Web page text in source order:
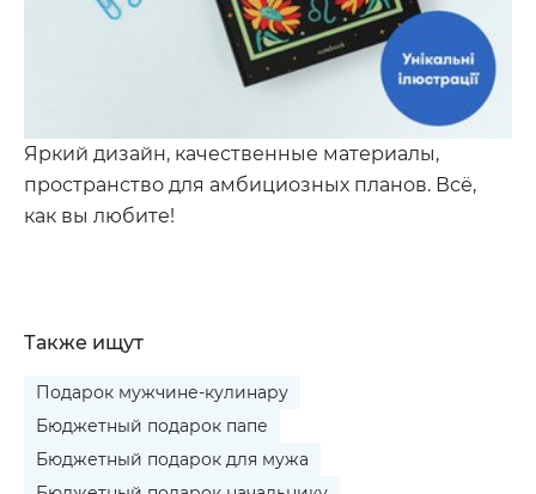
Яркий дизайн, качественные материалы,
пространство для амбициозных планов. Всё,
как вы любите!
Также ищут
Подарок мужчине-кулинару
Бюджетный подарок папе
Бюджетный подарок для мужа